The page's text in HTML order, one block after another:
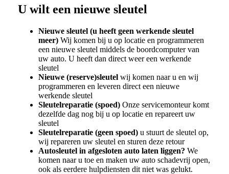
U wilt een nieuwe sleutel
Nieuwe sleutel (u heeft geen werkende sleutel
meer) Wij komen bij u op locatie en programmeren
een nieuwe sleutel middels de boordcomputer van
uw auto. U heeft dan direct weer een werkende
sleutel
Nieuwe (reserve)sleutelwij komen naar u en wij
programmeren en leveren direct een nieuwe
werkende sleutel
Sleutelreparatie (spoed)Onze servicemonteur komt
dezelfde dag nog bij u op locatie en repareert uw
sleutel
Sleutelreparatie (geen spoed) u stuurt de sleutel op,
wij repareren uw sleutel en sturen deze retour
Autosleutel in afgesloten auto laten liggen? We
komen naar u toe en maken uw auto schadevrij open,
ook als eerdere hulpdiensten dit niet was gelukt.